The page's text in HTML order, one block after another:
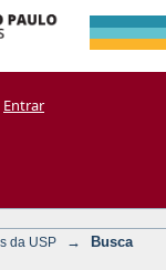
Entrar
da USP →
Busca